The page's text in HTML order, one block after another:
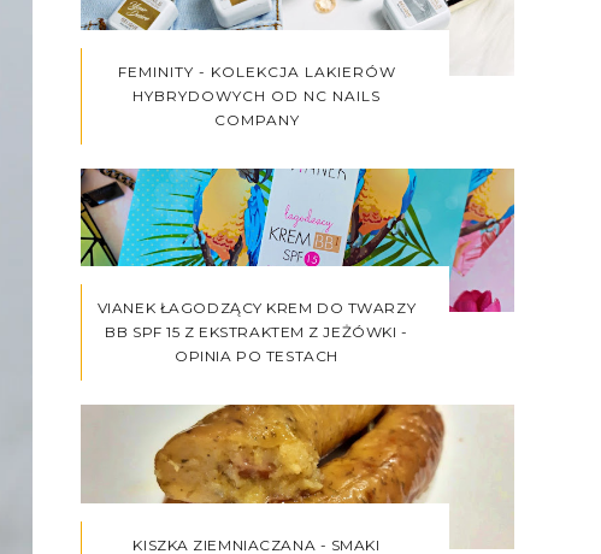
FEMINITY - KOLEKCJA LAKIERÓW
HYBRYDOWYCH OD NC NAILS
COMPANY
VIANEK ŁAGODZĄCY KREM DO TWARZY
BB SPF 15 Z EKSTRAKTEM Z JEŻÓWKI -
OPINIA PO TESTACH
KISZKA ZIEMNIACZANA - SMAKI